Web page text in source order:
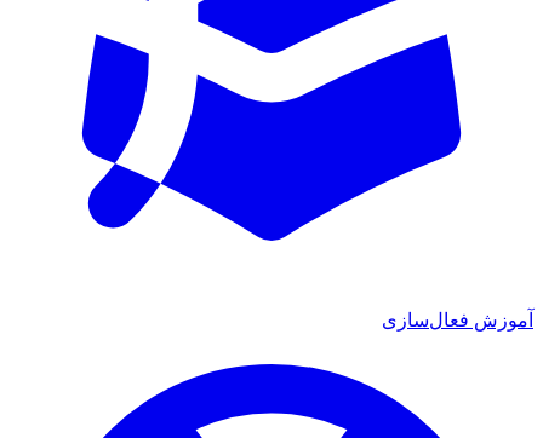
آموزش فعال‌سازی